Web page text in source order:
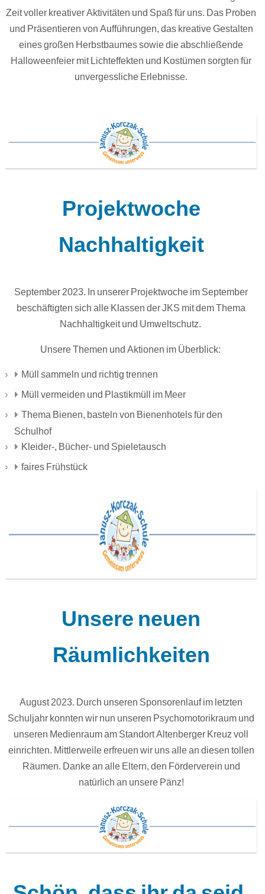
Zeit voller kreativer Aktivitäten und Spaß für uns. Das Proben
und Präsentieren von Aufführungen, das kreative Gestalten
eines großen Herbstbaumes sowie die abschließende
Halloweenfeier mit Lichteffekten und Kostümen sorgten für
unvergessliche Erlebnisse.
Projektwoche
Nachhaltigkeit
September 2023. In unserer Projektwoche im September
beschäftigten sich alle Klassen der JKS mit dem Thema
Nachhaltigkeit und Umweltschutz.
Unsere Themen und Aktionen im Überblick:
Müll sammeln und richtig trennen
Müll vermeiden und Plastikmüll im Meer
Thema Bienen, basteln von Bienenhotels für den
Schulhof
Kleider-, Bücher- und Spieletausch
faires Frühstück
Unsere neuen
Räumlichkeiten
August 2023. Durch unseren Sponsorenlauf im letzten
Schuljahr konnten wir nun unseren Psychomotorikraum und
unseren Medienraum am Standort Altenberger Kreuz voll
einrichten. Mittlerweile erfreuen wir uns alle an diesen tollen
Räumen. Danke an alle Eltern, den Förderverein und
natürlich an unsere Pänz!